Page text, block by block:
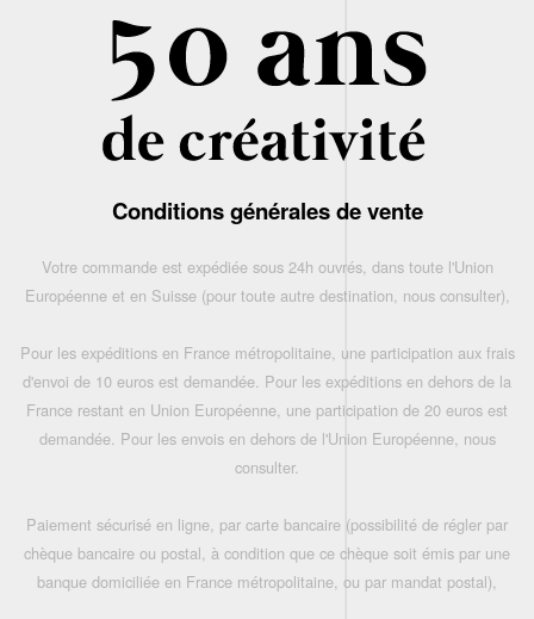
Conditions générales de vente
Votre commande est expédiée sous 24h ouvrés, dans toute l'Union
Européenne et en Suisse (pour toute autre destination, nous consulter),
Pour les expéditions en France métropolitaine, une participation aux frais
d'envoi de 10 euros est demandée. Pour les expéditions en dehors de la
France restant en Union Européenne, une participation de 20 euros est
demandée. Pour les envois en dehors de l'Union Européenne, nous
consulter.
Paiement sécurisé en ligne, par carte bancaire (possibilité de régler par
chèque bancaire ou postal, à condition que ce chèque soit émis par une
banque domiciliée en France métropolitaine, ou par mandat postal),